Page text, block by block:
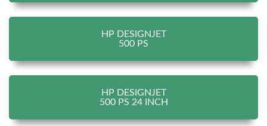
HP DESIGNJET
500 PS
HP DESIGNJET
500 PS 24 INCH